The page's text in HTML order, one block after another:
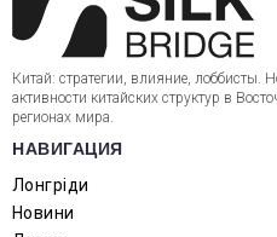
Китай: стратегии, влияние, лоббисты.
активности китайских структур в
регионах мира.
НАВИГАЦИЯ
Лонгріди
Новини